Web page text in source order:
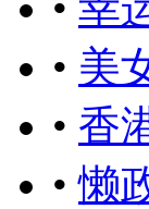
• 美
• 香
•懒